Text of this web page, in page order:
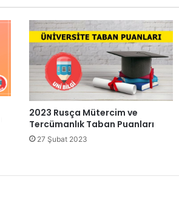
2023 Rusça Mütercim ve
Tercümanlık Taban Puanları
27 Şubat 2023